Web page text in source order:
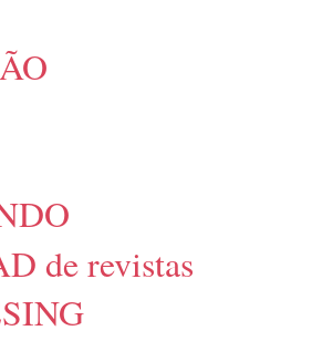
de revistas